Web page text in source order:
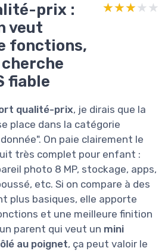
prix :
veut
fonctions,
cherche
fiable
★★★★★
★★★★★
qualité-prix, je dirais que la
place dans la catégorie
On paie clairement le
très complet pour enfant :
photo 8 MP, stockage, apps,
etc. Si on compare à des
plus basiques, elle apporte
et une meilleure finition
parent qui veut un mini
au poignet, ça peut valoir le